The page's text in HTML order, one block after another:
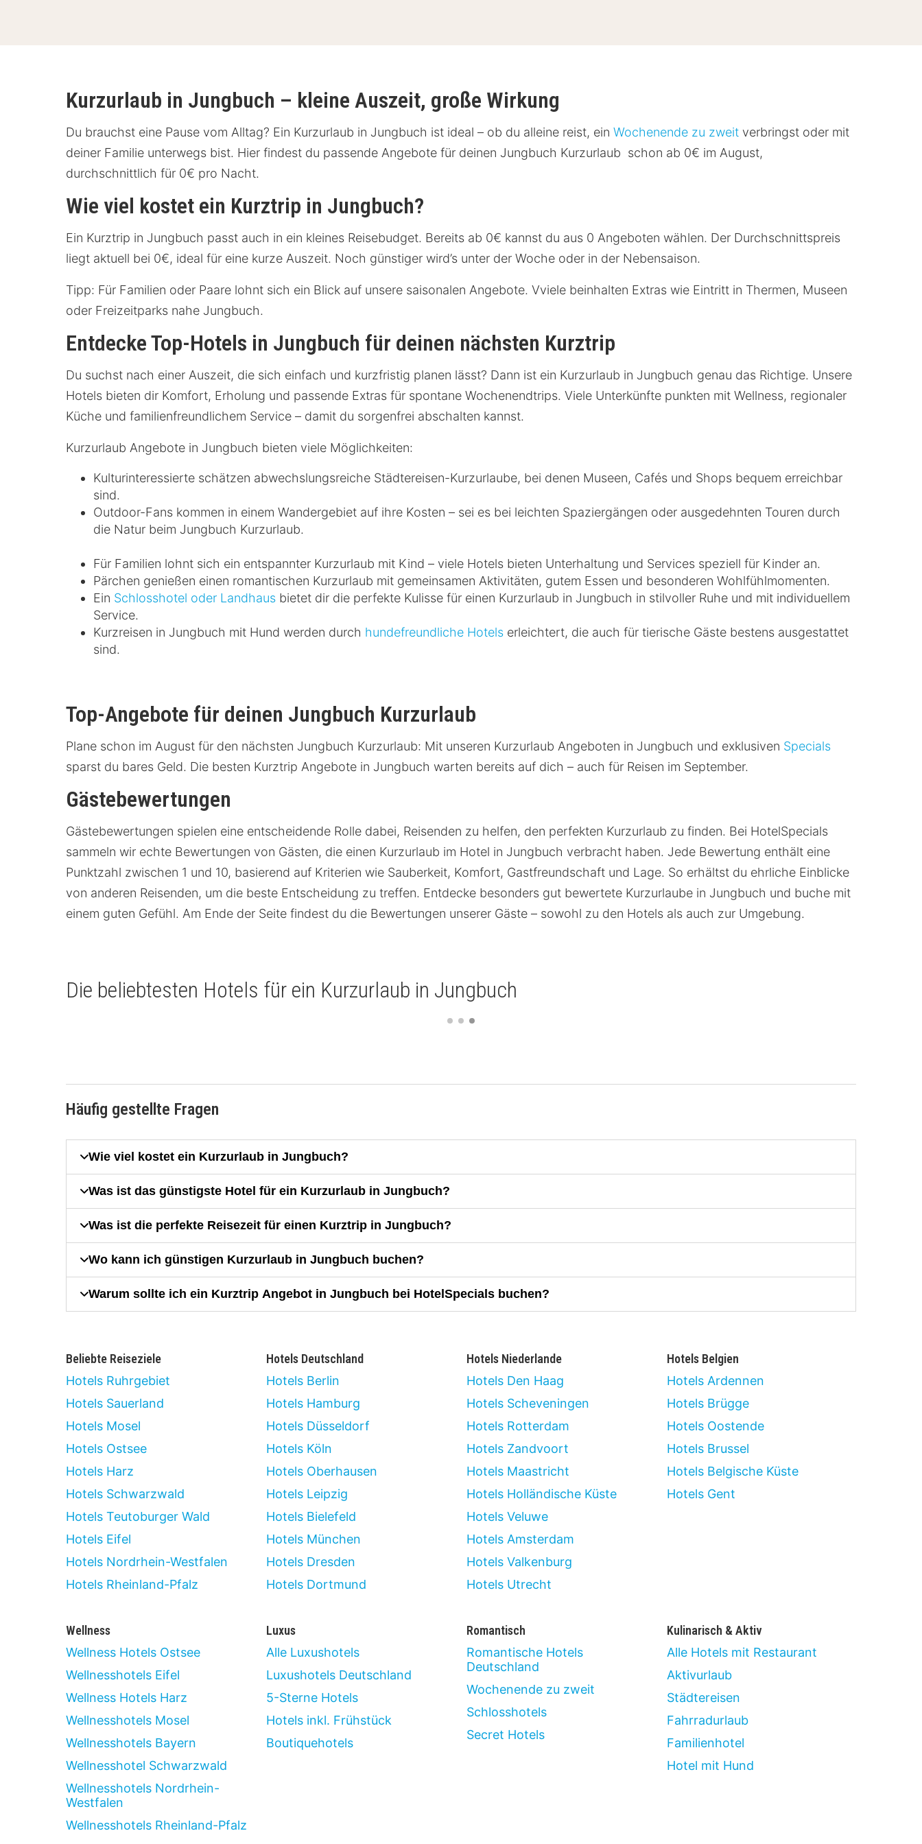
Kurzurlaub in Jungbuch – kleine Auszeit, große Wirkung
Du brauchst eine Pause vom Alltag? Ein Kurzurlaub in Jungbuch ist ideal – ob du alleine reist, ein Wochenende zu zweit verbringst oder mit
deiner Familie unterwegs bist. Hier findest du passende Angebote für deinen Jungbuch Kurzurlaub schon ab 0€ im August,
durchschnittlich für 0€ pro Nacht.
Wie viel kostet ein Kurztrip in Jungbuch?
Ein Kurztrip in Jungbuch passt auch in ein kleines Reisebudget. Bereits ab 0€ kannst du aus 0 Angeboten wählen. Der Durchschnittspreis
liegt aktuell bei 0€, ideal für eine kurze Auszeit. Noch günstiger wird’s unter der Woche oder in der Nebensaison.
Tipp: Für Familien oder Paare lohnt sich ein Blick auf unsere saisonalen Angebote. Vviele beinhalten Extras wie Eintritt in Thermen, Museen
oder Freizeitparks nahe Jungbuch.
Entdecke Top-Hotels in Jungbuch für deinen nächsten Kurztrip
Du suchst nach einer Auszeit, die sich einfach und kurzfristig planen lässt? Dann ist ein Kurzurlaub in Jungbuch genau das Richtige. Unsere
Hotels bieten dir Komfort, Erholung und passende Extras für spontane Wochenendtrips. Viele Unterkünfte punkten mit Wellness, regionaler
Küche und familienfreundlichem Service – damit du sorgenfrei abschalten kannst.
Kurzurlaub Angebote in Jungbuch bieten viele Möglichkeiten:
Kulturinteressierte schätzen abwechslungsreiche Städtereisen-Kurzurlaube, bei denen Museen, Cafés und Shops bequem erreichbar
sind.
Outdoor-Fans kommen in einem Wandergebiet auf ihre Kosten – sei es bei leichten Spaziergängen oder ausgedehnten Touren durch
die Natur beim Jungbuch Kurzurlaub.
Für Familien lohnt sich ein entspannter Kurzurlaub mit Kind – viele Hotels bieten Unterhaltung und Services speziell für Kinder an.
Pärchen genießen einen romantischen Kurzurlaub mit gemeinsamen Aktivitäten, gutem Essen und besonderen Wohlfühlmomenten.
Ein Schlosshotel oder Landhaus bietet dir die perfekte Kulisse für einen Kurzurlaub in Jungbuch in stilvoller Ruhe und mit individuellem
Service.
Kurzreisen in Jungbuch mit Hund werden durch hundefreundliche Hotels erleichtert, die auch für tierische Gäste bestens ausgestattet
sind.
Top-Angebote für deinen Jungbuch Kurzurlaub
Plane schon im August für den nächsten Jungbuch Kurzurlaub: Mit unseren Kurzurlaub Angeboten in Jungbuch und exklusiven Specials
sparst du bares Geld. Die besten Kurztrip Angebote in Jungbuch warten bereits auf dich – auch für Reisen im September.
Gästebewertungen
Gästebewertungen spielen eine entscheidende Rolle dabei, Reisenden zu helfen, den perfekten Kurzurlaub zu finden. Bei HotelSpecials
sammeln wir echte Bewertungen von Gästen, die einen Kurzurlaub im Hotel in Jungbuch verbracht haben. Jede Bewertung enthält eine
Punktzahl zwischen 1 und 10, basierend auf Kriterien wie Sauberkeit, Komfort, Gastfreundschaft und Lage. So erhältst du ehrliche Einblicke
von anderen Reisenden, um die beste Entscheidung zu treffen. Entdecke besonders gut bewertete Kurzurlaube in Jungbuch und buche mit
einem guten Gefühl. Am Ende der Seite findest du die Bewertungen unserer Gäste – sowohl zu den Hotels als auch zur Umgebung.
Die beliebtesten Hotels für ein Kurzurlaub in Jungbuch
Häufig gestellte Fragen
Wie viel kostet ein Kurzurlaub in Jungbuch?
Was ist das günstigste Hotel für ein Kurzurlaub in Jungbuch?
Was ist die perfekte Reisezeit für einen Kurztrip in Jungbuch?
Wo kann ich günstigen Kurzurlaub in Jungbuch buchen?
Warum sollte ich ein Kurztrip Angebot in Jungbuch bei HotelSpecials buchen?
Beliebte Reiseziele
Hotels Ruhrgebiet
Hotels Sauerland
Hotels Mosel
Hotels Ostsee
Hotels Harz
Hotels Schwarzwald
Hotels Teutoburger Wald
Hotels Eifel
Hotels Nordrhein-Westfalen
Hotels Rheinland-Pfalz
Hotels Deutschland
Hotels Berlin
Hotels Hamburg
Hotels Düsseldorf
Hotels Köln
Hotels Oberhausen
Hotels Leipzig
Hotels Bielefeld
Hotels München
Hotels Dresden
Hotels Dortmund
Hotels Niederlande
Hotels Den Haag
Hotels Scheveningen
Hotels Rotterdam
Hotels Zandvoort
Hotels Maastricht
Hotels Holländische Küste
Hotels Veluwe
Hotels Amsterdam
Hotels Valkenburg
Hotels Utrecht
Hotels Belgien
Hotels Ardennen
Hotels Brügge
Hotels Oostende
Hotels Brussel
Hotels Belgische Küste
Hotels Gent
Wellness
Wellness Hotels Ostsee
Wellnesshotels Eifel
Wellness Hotels Harz
Wellnesshotels Mosel
Wellnesshotels Bayern
Wellnesshotel Schwarzwald
Wellnesshotels Nordrhein-
Westfalen
Wellnesshotels Rheinland-Pfalz
Luxus
Alle Luxushotels
Luxushotels Deutschland
5-Sterne Hotels
Hotels inkl. Frühstück
Boutiquehotels
Romantisch
Romantische Hotels
Deutschland
Wochenende zu zweit
Schlosshotels
Secret Hotels
Kulinarisch & Aktiv
Alle Hotels mit Restaurant
Aktivurlaub
Städtereisen
Fahrradurlaub
Familienhotel
Hotel mit Hund